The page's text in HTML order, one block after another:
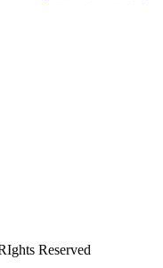
Reserved